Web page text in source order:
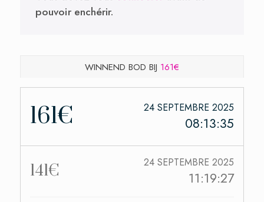
pouvoir enchérir.
WINNEND BOD BIJ 161€
161€ 24 SEPTEMBRE 2025
08:13:35
141€ 24 SEPTEMBRE 2025
11:19:27